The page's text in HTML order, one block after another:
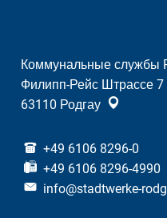
Коммунальные службы
Филипп-Рейс Штрассе 7
63110 Родгау
+49 6106 8296-0
+49 6106 8296-4990
info@stadtwerke-